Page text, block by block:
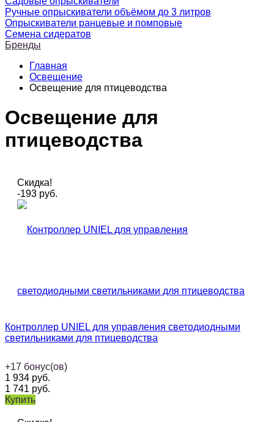
Ручные опрыскиватели объёмом до 3 литров
Опрыскиватели ранцевые и помповые
Семена сидератов
Бренды
Главная
Освещение
Освещение для птицеводства
Освещение для
птицеводства
Скидка!
-193 руб.
Контроллер UNIEL для управления светодиодными
светильниками для птицеводства
+17 бонус(ов)
1 934 руб.
1 741 руб.
Купить